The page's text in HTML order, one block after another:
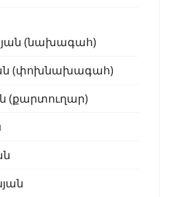
(նախագահ)
(փոխնախագահ)
(քարտուղար)